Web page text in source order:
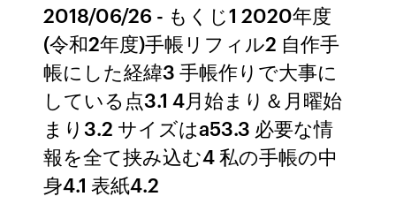
2018/06/26 - もくじ1 2020年度
(令和2年度)手帳リフィル2 自作手
帳にした経緯3 手帳作りで大事に
している点3.1 4月始まり＆月曜始
まり3.2 サイズはa53.3 必要な情
報を全て挟み込む4 私の手帳の中
身4.1 表紙4.2